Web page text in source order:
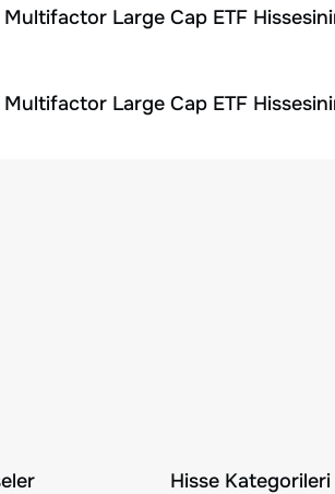
Large Cap ETF
Large Cap ETF
Hisse Kategorileri